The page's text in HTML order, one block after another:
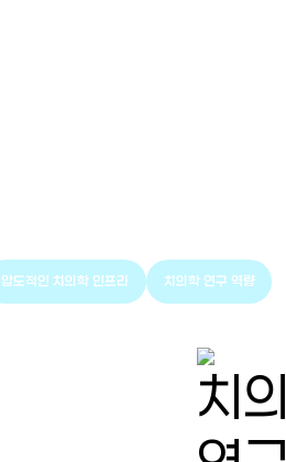
압도적인 치의학 인프라 치의학 연구 역량